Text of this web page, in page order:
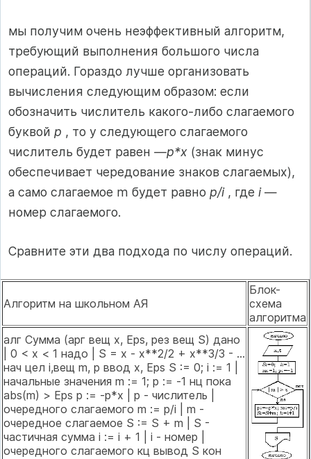
мы получим очень неэффективный алгоритм,
требующий выполнения большого числа
операций. Гораздо лучше организовать
вычисления следующим образом: если
обозначить числитель какого-либо слагаемого
буквой р , то у следующего слагаемого
числитель будет равен —р*х (знак минус
обеспечивает чередование знаков слагаемых),
а само слагаемое m будет равно p/i, где i—
номер слагаемого.
Сравните эти два подхода по числу операций.
Алгоритм на школьном АЯ
Блок-
схема
алгоритма
алг Сумма (арг вещ x, Eps, рез вещ S) дано
| 0 < x < 1 надо | S = x - x**2/2 + x**3/3 - ...
нач цел i,вещ m, p ввод x, Eps S := 0; i := 1 |
начальные значения m := 1; p := -1 нц пока
abs(m) > Eps p := -p*x | p - числитель |
очередного слагаемого m := p/i | m -
очередное слагаемое S := S + m | S -
частичная сумма i := i + 1 | i - номер |
очередного слагаемого кц вывод S кон